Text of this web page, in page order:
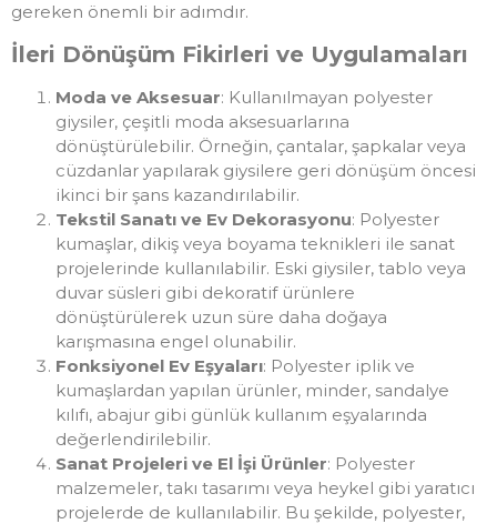
gereken önemli bir adımdır.
İleri Dönüşüm Fikirleri ve Uygulamaları
Moda ve Aksesuar: Kullanılmayan polyester
giysiler, çeşitli moda aksesuarlarına
dönüştürülebilir. Örneğin, çantalar, şapkalar veya
cüzdanlar yapılarak giysilere geri dönüşüm öncesi
ikinci bir şans kazandırılabilir.
Tekstil Sanatı ve Ev Dekorasyonu: Polyester
kumaşlar, dikiş veya boyama teknikleri ile sanat
projelerinde kullanılabilir. Eski giysiler, tablo veya
duvar süsleri gibi dekoratif ürünlere
dönüştürülerek uzun süre daha doğaya
karışmasına engel olunabilir.
Fonksiyonel Ev Eşyaları: Polyester iplik ve
kumaşlardan yapılan ürünler, minder, sandalye
kılıfı, abajur gibi günlük kullanım eşyalarında
değerlendirilebilir.
Sanat Projeleri ve El İşi Ürünler: Polyester
malzemeler, takı tasarımı veya heykel gibi yaratıcı
projelerde de kullanılabilir. Bu şekilde, polyester,